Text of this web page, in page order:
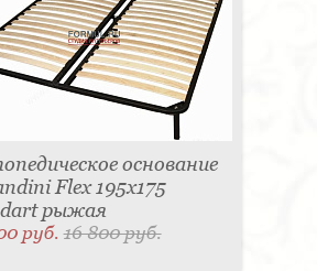
основание
Flex 195x175
рыжая
руб.16 800 руб.